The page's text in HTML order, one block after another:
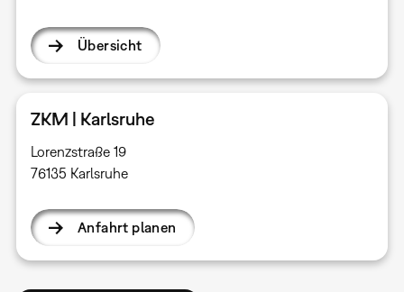
Übersicht
ZKM | Karlsruhe
Lorenzstraße 19
76135 Karlsruhe
Anfahrt planen